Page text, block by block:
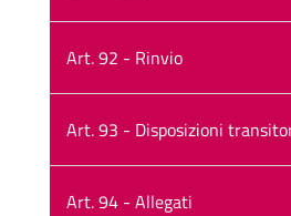
Art. 92 - Rinvio
Art. 93 - Disposizioni
Art. 94 - Allegati